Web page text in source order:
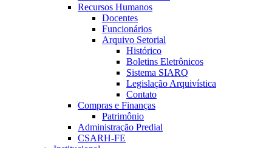
Recursos Humanos
Docentes
Funcionários
Arquivo Setorial
Histórico
Boletins Eletrônicos
Sistema SIARQ
Legislação Arquivística
Contato
Compras e Finanças
Patrimônio
Administração Predial
CSARH-FE